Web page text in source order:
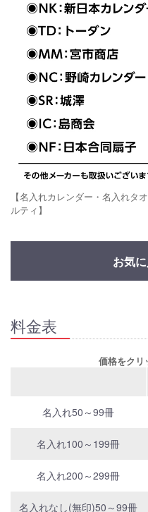
【名入れカレンダー・名入れタ
ルティ】
お気
料金表
価格をクリ
名入れ50～99冊
名入れ100～199冊
名入れ200～299冊
名入れなし(無印)50～99冊